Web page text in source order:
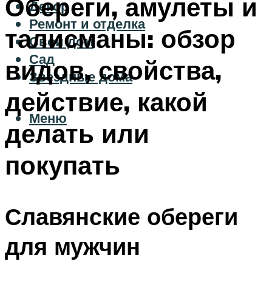
Декор
Ремонт и отделка
Свой дом
Сад
Звездные дома
Меню
Обереги, амулеты и
талисманы: обзор
видов, свойства,
действие, какой
делать или
покупать
Славянские обереги
для мужчин